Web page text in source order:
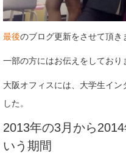
最後のブログ更新をさせて頂き
一部の方にはお伝えをしており
大阪オフィスには、大学生イ
した。
2013年の3月から
いう期間